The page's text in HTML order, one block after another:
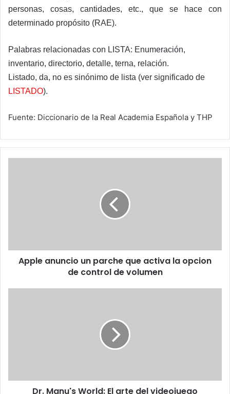
personas, cosas, cantidades, etc., que se hace con
determinado propósito (RAE).
Palabras relacionadas con LISTA: Enumeración,
inventario, directorio, detalle, terna, relación.
Listado, da, no es sinónimo de lista (ver significado de
LISTADO).
Fuente: Diccionario de la Real Academia Española y THP
de
control
Apple anuncio un parche que activa la opcion
de control de volumen
Dr. Manu's World: El arte del videojuego